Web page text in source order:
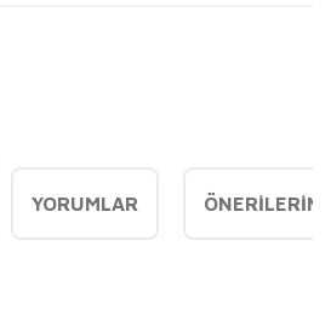
YORUMLAR